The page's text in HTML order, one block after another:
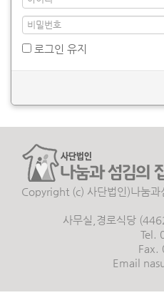
로그인 유지
Copyright (c) 사단법인)나눔
사무실,경로식당
Tel.
Fax.
Email